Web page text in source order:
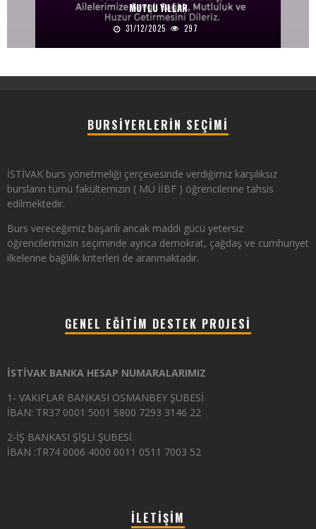
MUTLU YILLAR
31/12/2025 297
BURSIYERLERIN SEÇIMI
İSTİVAK burs yönetmeliği çerçevesinde verdiğimiz karşılıksız
bursların tümü fakültemizin ( MÜ İİBF ) öğrencilerine tahsis
edilmektedir.
Burs vereceğimiz başarılı ancak maddi gücü yetersiz
öğrencilerimizin seçiminde ayrıca demokrat, çağdaş ve cumhuriyet
ilkelerine bağlılık kriterleri de aranmaktadır.
GENEL EĞITIM DESTEK PROJESI
İSTİVAK BANKA HESAP NUMARALARIMIZ
1- VAKIFLAR BANKASI OSMANBEY ŞUBESİ
İBAN: TR37 0001 5001 5800 7293 3146 22
2-İŞ BANKASI ŞİŞLİ ŞUBESİ
İBAN :TR74 0006 4000 0011 0511 7003 52
İLETIŞIM